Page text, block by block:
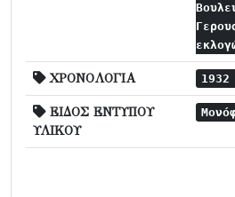
ΧΡΟΝΟΛΟΓΙΑ 1932
ΕΙΔΟΣ ΕΝΤΥΠΟΥ
ΥΛΙΚΟΥ